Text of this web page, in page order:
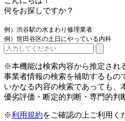
何をお探しですか？
例）渋谷駅の水まわり修理業者
例）世田谷区の土日にやっている内科
※本機能は検索内容から推定され
事業者情報の検索を補助するもの
いかなる内容の検索であっても、
優劣評価・断定的判断・専門的判
※利用規約をご確認の上ご利用く